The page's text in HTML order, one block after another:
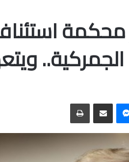
محكمة
ماسنجر مشاركة عبر البريد الطباعة